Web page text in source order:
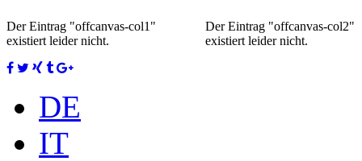
Der Eintrag "offcanvas-col1"
existiert leider nicht.
Der Eintrag "offcanvas-col2"
existiert leider nicht.
DE
IT